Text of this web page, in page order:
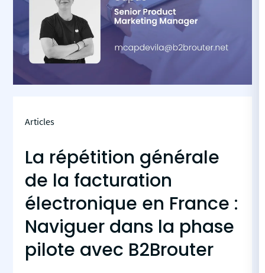
Articles
La répétition générale
de la facturation
électronique en France :
Naviguer dans la phase
pilote avec B2Brouter